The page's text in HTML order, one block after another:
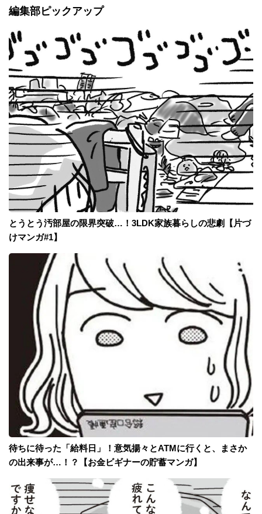
編集部ピックアップ
とうとう汚部屋の限界突破…！3LDK家族暮らしの悲劇【片づ
けマンガ#1】
待ちに待った「給料日」！意気揚々とATMに行くと、まさか
の出来事が…！？【お金ビギナーの貯蓄マンガ】